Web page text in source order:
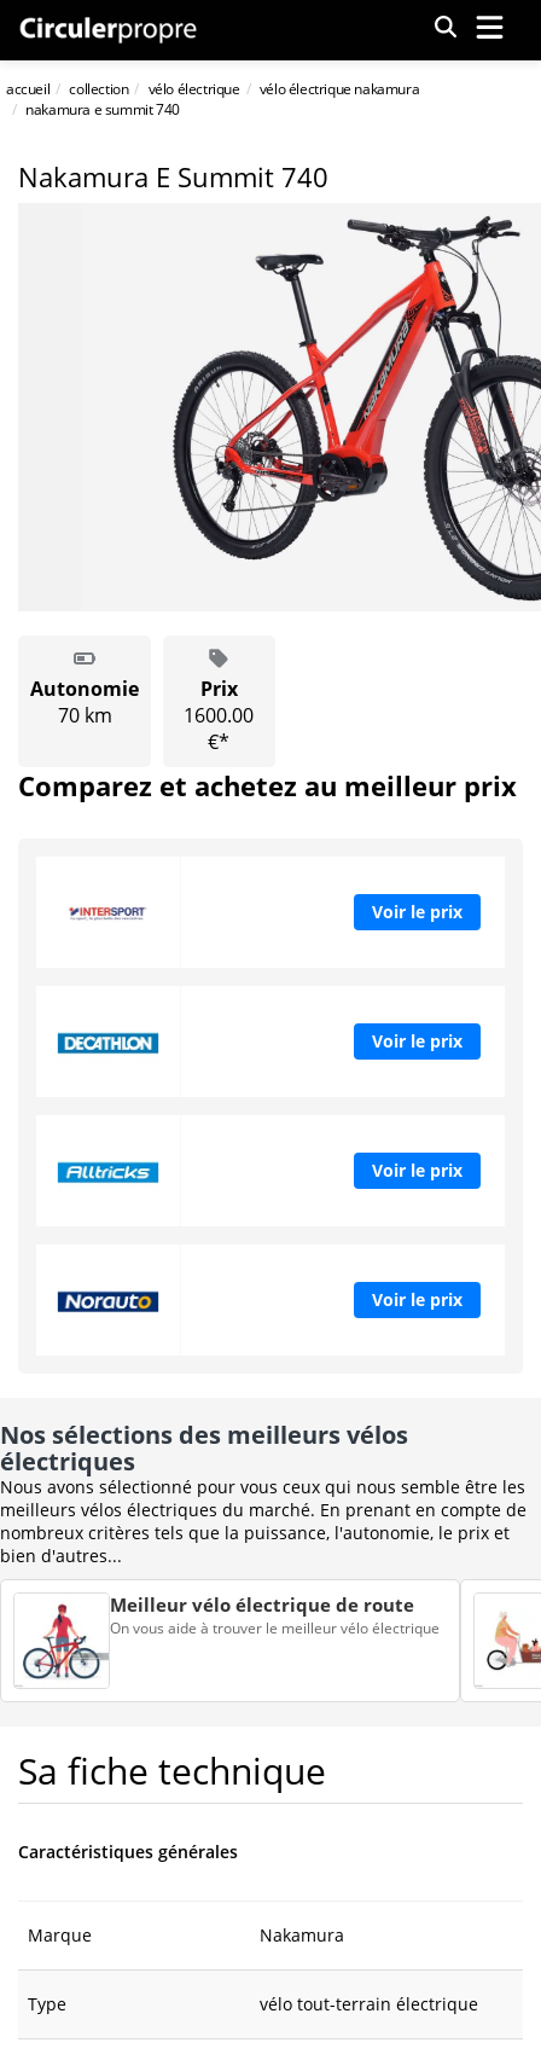
Menu
accueil collection vélo électrique
vélo électrique nakamura
nakamura e summit 740
Nakamura E Summit 740
Autonomie
70 km
Prix
1600.00
€*
Comparez et achetez au meilleur prix
Voir le prix
Voir le prix
Voir le prix
Voir le prix
Nos sélections des meilleurs vélos
électriques
Nous avons sélectionné pour vous ceux qui nous semble être les
meilleurs vélos électriques du marché. En prenant en compte de
nombreux critères tels que la puissance, l'autonomie, le prix et
bien d'autres...
Meilleur vélo électrique de route
On vous aide à trouver le meilleur vélo électrique
Sa fiche technique
Caractéristiques générales
Marque Nakamura
Type vélo tout-terrain électrique